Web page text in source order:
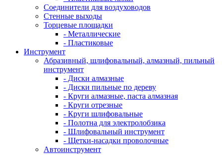
Соединители для воздуховодов
Стенные выходы
Торцевые площадки
- Металлические
- Пластиковые
Инструмент
Абразивный, шлифовальный, алмазный, пильный
инструмент
- Диски алмазные
- Диски пильные по дереву
- Круги алмазные, паста алмазная
- Круги отрезные
- Круги шлифовальные
- Полотна для электролобзика
- Шлифовальный инструмент
- Щетки-насадки проволочные
Автоинструмент